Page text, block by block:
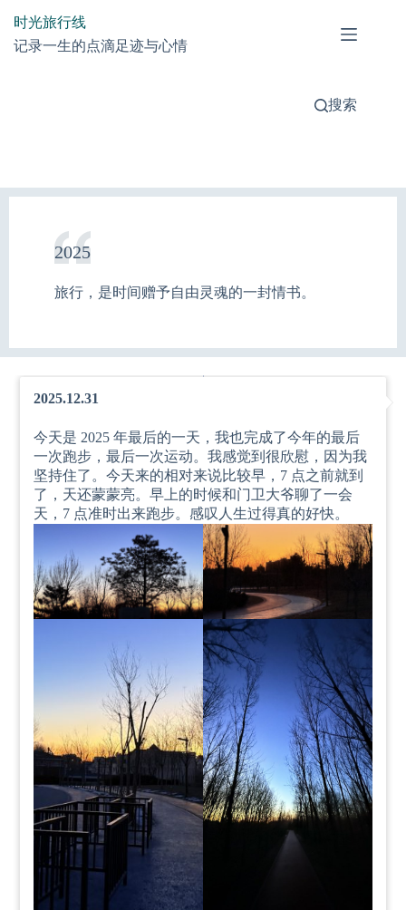
时光旅行线
记录一生的点滴足迹与心情
搜索
2025
旅行，是时间赠予自由灵魂的一封情书。
2025.12.31
今天是 2025 年最后的一天，我也完成了今年的最后
一次跑步，最后一次运动。我感觉到很欣慰，因为我
坚持住了。今天来的相对来说比较早，7 点之前就到
了，天还蒙蒙亮。早上的时候和门卫大爷聊了一会
天，7 点准时出来跑步。感叹人生过得真的好快。